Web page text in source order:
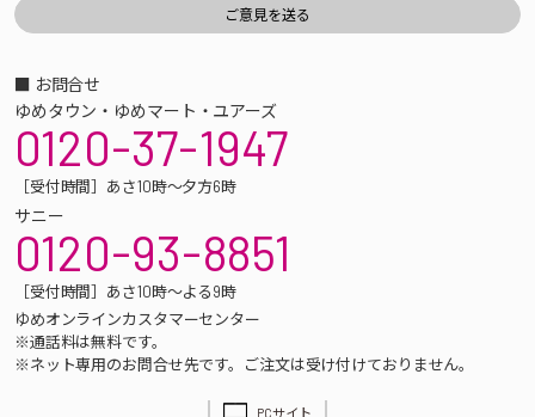
■ お問合せ
ゆめタウン・ゆめマート・ユアーズ
0120-37-1947
［受付時間］あさ10時～夕方6時
サニー
0120-93-8851
［受付時間］あさ10時～よる9時
ゆめオンラインカスタマーセンター
※通話料は無料です。
※ネット専用のお問合せ先です。ご注文は受け付けておりません。
PCサイト